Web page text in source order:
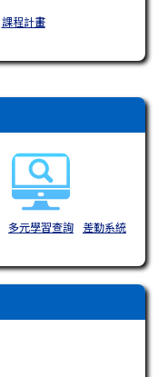
課程計畫
多元學習查詢 差勤系統